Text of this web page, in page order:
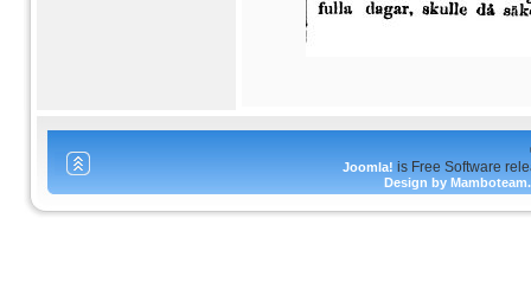
Joomla! is Free Software
Design by